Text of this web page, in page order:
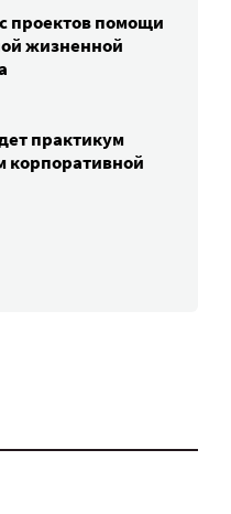
проектов помощи
жизненной
практикум
корпоративной